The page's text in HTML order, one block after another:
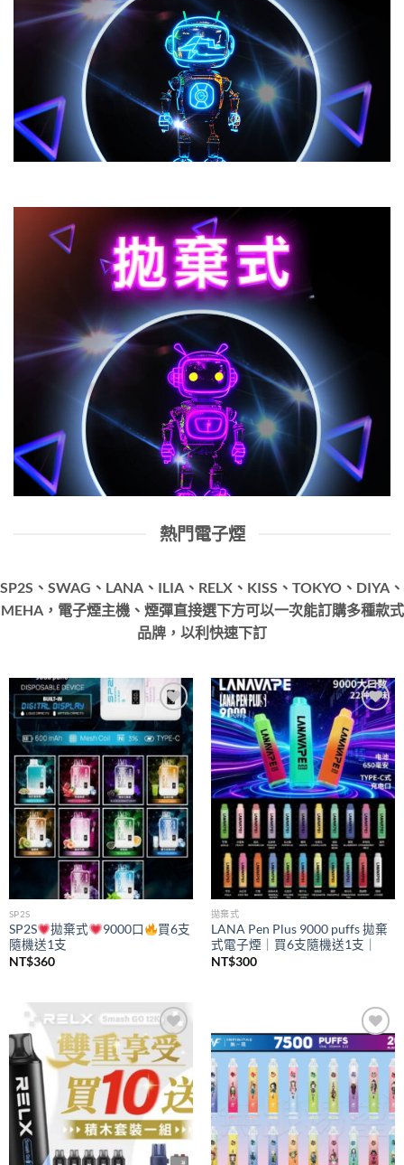
熱門電子煙
SP2S、SWAG、LANA、ILIA、RELX、KISS、TOKYO、DIYA、
MEHA，電子煙主機、煙彈直接選下方可以一次能訂購多種款式
品牌，以利快速下訂
Add to
wishlist
SP2S
SP2S 拋棄式 9000口
買6支
隨機送1支
NT$360
Add to
wishlist
拋棄式
LANA Pen Plus 9000 puffs 拋棄
式電子煙｜買6支隨機送1支｜
NT$300
Add to
wishlist
Add to
wishlist